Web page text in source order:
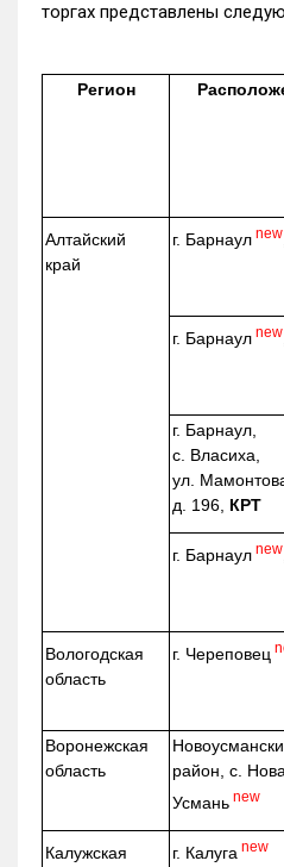
торгах представлены
Регион
Алтайский
край
г. Барнаул new
г. Барнаул new
г. Барнаул,
с. Власиха,
ул.
д. 196, КРТ
г. Барнаул new
Вологодская
область
г. Череповец
Воронежская
область
район, с.
Усмань new
Калужская
г. Калуга new